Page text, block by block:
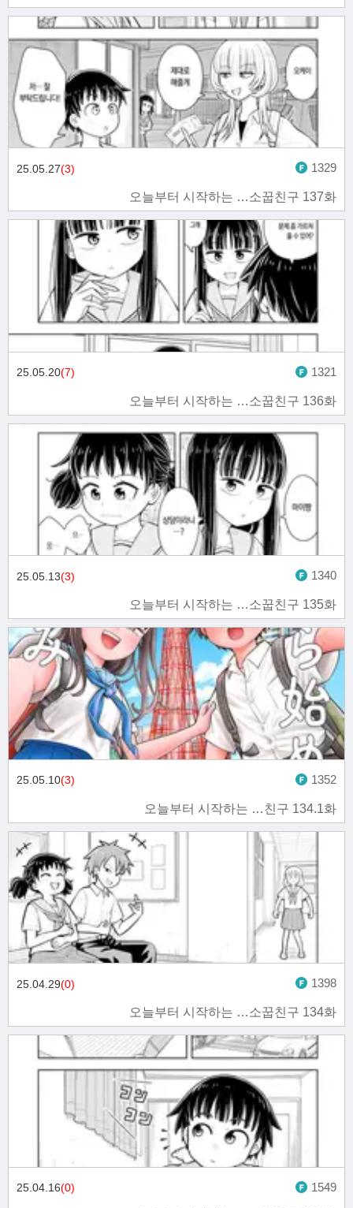
오늘부터 시작하는 …소꿉친구 137화
25.05.27(3) 1329
오늘부터 시작하는 …소꿉친구 136화
25.05.20(7) 1321
오늘부터 시작하는 …소꿉친구 135화
25.05.13(3) 1340
오늘부터 시작하는 …친구 134.1화
25.05.10(3) 1352
오늘부터 시작하는 …소꿉친구 134화
25.04.29(0) 1398
25.04.16(0) 1549